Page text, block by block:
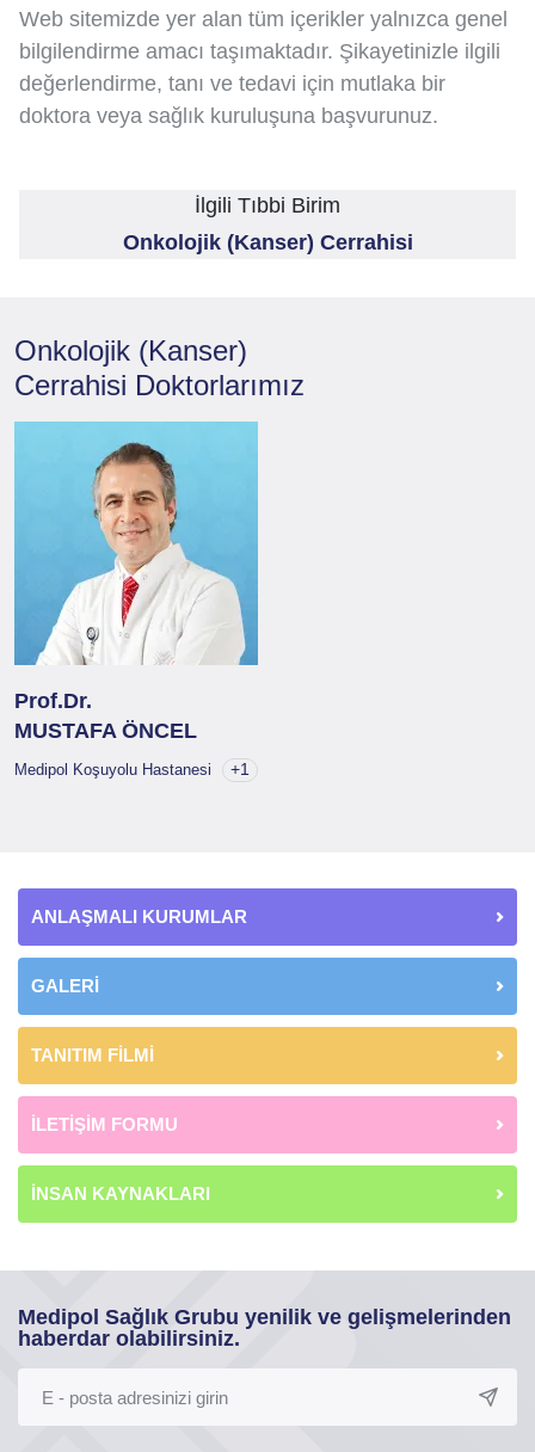
Web sitemizde yer alan tüm içerikler yalnızca genel
bilgilendirme amacı taşımaktadır. Şikayetinizle ilgili
değerlendirme, tanı ve tedavi için mutlaka bir
doktora veya sağlık kuruluşuna başvurunuz.
İlgili Tıbbi Birim
Onkolojik (Kanser) Cerrahisi
Onkolojik (Kanser)
Cerrahisi Doktorlarımız
Prof.Dr.
MUSTAFA ÖNCEL
Medipol Koşuyolu Hastanesi +1
ANLAŞMALI KURUMLAR
GALERİ
TANITIM FİLMİ
İLETİŞİM FORMU
İNSAN KAYNAKLARI
Medipol Sağlık Grubu yenilik ve gelişmelerinden
haberdar olabilirsiniz.